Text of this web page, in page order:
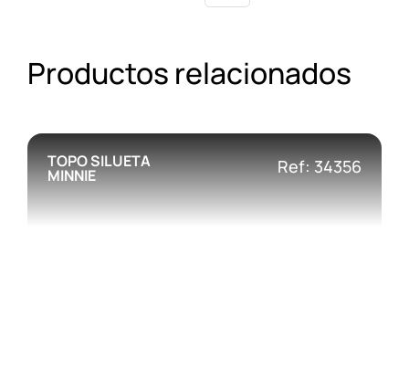
Productos relacionados
TOPO SILUETA
MINNIE Ref: 34356